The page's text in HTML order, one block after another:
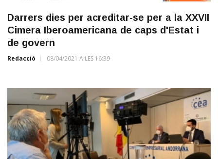
Darrers dies per acreditar-se per a la XXVII
Cimera Iberoamericana de caps d'Estat i
de govern
Redacció 08/04/2021 A LES 16:39